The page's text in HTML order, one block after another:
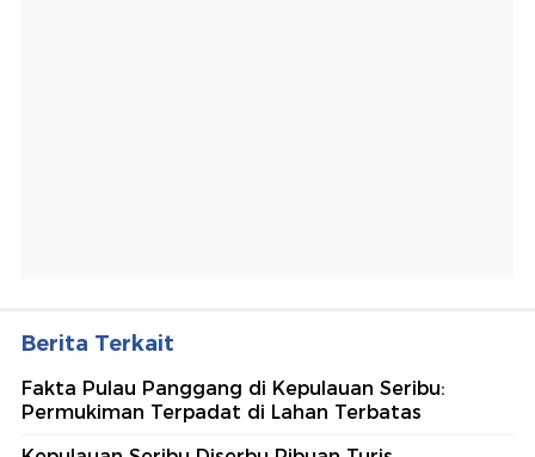
Berita Terkait
Fakta Pulau Panggang di Kepulauan Seribu:
Permukiman Terpadat di Lahan Terbatas